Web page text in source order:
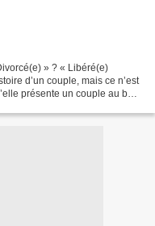
» ? « Libéré(e)
d’un couple, mais ce n’est
présente un couple au bord